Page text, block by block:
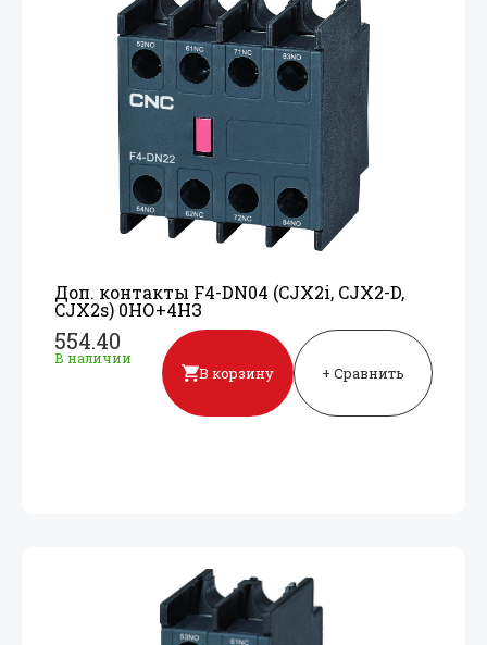
Доп. контакты F4-DN04 (CJX2i, CJX2-D,
CJX2s) 0НО+4НЗ
554.40
В наличии
В корзину + Сравнить